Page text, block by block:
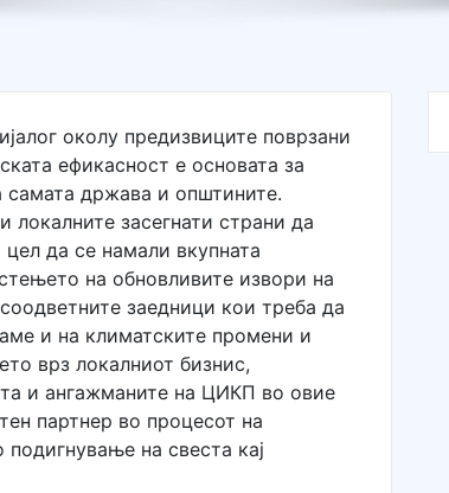
околу предизвиците поврзани
ефикасност е основата за
самата држава и општините.
засегнати страни да
да се намали вкупната
на обновливите извори на
заедници кои треба да
и на климатските промени и
врз локалниот бизнис,
и ангажманите на ЦИКП во овие
партнер во процесот на
на свеста кај